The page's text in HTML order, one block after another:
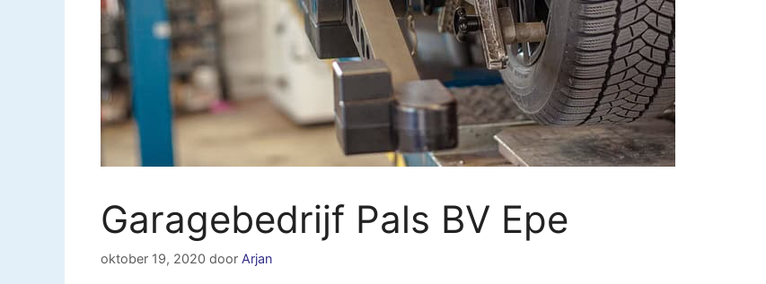
Garagebedrijf Pals BV Epe
oktober 19, 2020 door Arjan